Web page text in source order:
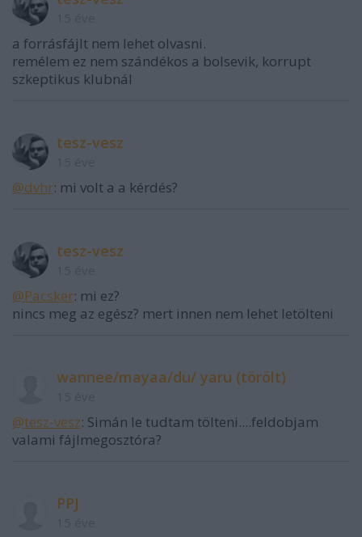
a forrásfájlt nem lehet olvasni.
remélem ez nem szándékos a bolsevik, korrupt
szkeptikus klubnál
tesz-vesz
@dvhr: mi volt a a kérdés?
tesz-vesz
@Pacsker: mi ez?
nincs meg az egész? mert innen nem lehet letölteni
wannee/mayaa/du/ yaru (törölt)
@tesz-vesz: Simán le tudtam tölteni....feldobjam
valami fájlmegosztóra?
PPJ